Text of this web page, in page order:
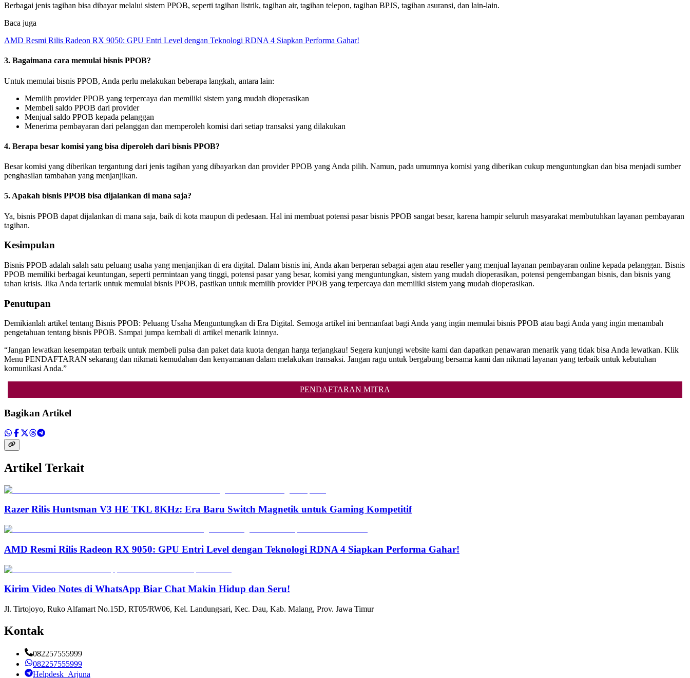
Berbagai jenis tagihan bisa dibayar melalui sistem PPOB, seperti tagihan listrik, tagihan air, tagihan telepon, tagihan BPJS, tagihan asuransi, dan lain-lain.
Baca juga
AMD Resmi Rilis Radeon RX 9050: GPU Entri Level dengan Teknologi RDNA 4 Siapkan Performa Gahar!
3. Bagaimana cara memulai bisnis PPOB?
Untuk memulai bisnis PPOB, Anda perlu melakukan beberapa langkah, antara lain:
Memilih provider PPOB yang terpercaya dan memiliki sistem yang mudah dioperasikan
Membeli saldo PPOB dari provider
Menjual saldo PPOB kepada pelanggan
Menerima pembayaran dari pelanggan dan memperoleh komisi dari setiap transaksi yang dilakukan
4. Berapa besar komisi yang bisa diperoleh dari bisnis PPOB?
Besar komisi yang diberikan tergantung dari jenis tagihan yang dibayarkan dan provider PPOB yang Anda pilih. Namun, pada umumnya komisi yang diberikan cukup menguntungkan dan bisa menjadi sumber
penghasilan tambahan yang menjanjikan.
5. Apakah bisnis PPOB bisa dijalankan di mana saja?
Ya, bisnis PPOB dapat dijalankan di mana saja, baik di kota maupun di pedesaan. Hal ini membuat potensi pasar bisnis PPOB sangat besar, karena hampir seluruh masyarakat membutuhkan layanan pembayaran
tagihan.
Kesimpulan
Bisnis PPOB adalah salah satu peluang usaha yang menjanjikan di era digital. Dalam bisnis ini, Anda akan berperan sebagai agen atau reseller yang menjual layanan pembayaran online kepada pelanggan. Bisnis
PPOB memiliki berbagai keuntungan, seperti permintaan yang tinggi, potensi pasar yang besar, komisi yang menguntungkan, sistem yang mudah dioperasikan, potensi pengembangan bisnis, dan bisnis yang
tahan krisis. Jika Anda tertarik untuk memulai bisnis PPOB, pastikan untuk memilih provider PPOB yang terpercaya dan memiliki sistem yang mudah dioperasikan.
Penutupan
Demikianlah artikel tentang Bisnis PPOB: Peluang Usaha Menguntungkan di Era Digital. Semoga artikel ini bermanfaat bagi Anda yang ingin memulai bisnis PPOB atau bagi Anda yang ingin menambah
pengetahuan tentang bisnis PPOB. Sampai jumpa kembali di artikel menarik lainnya.
“Jangan lewatkan kesempatan terbaik untuk membeli pulsa dan paket data kuota dengan harga terjangkau! Segera kunjungi website kami dan dapatkan penawaran menarik yang tidak bisa Anda lewatkan. Klik
Menu PENDAFTARAN sekarang dan nikmati kemudahan dan kenyamanan dalam melakukan transaksi. Jangan ragu untuk bergabung bersama kami dan nikmati layanan yang terbaik untuk kebutuhan
komunikasi Anda.”
PENDAFTARAN MITRA
Bagikan Artikel
Artikel Terkait
Razer Rilis Huntsman V3 HE TKL 8KHz: Era Baru Switch Magnetik untuk Gaming Kompetitif
AMD Resmi Rilis Radeon RX 9050: GPU Entri Level dengan Teknologi RDNA 4 Siapkan Performa Gahar!
Kirim Video Notes di WhatsApp Biar Chat Makin Hidup dan Seru!
Jl. Tirtojoyo, Ruko Alfamart No.15D, RT05/RW06, Kel. Landungsari, Kec. Dau, Kab. Malang, Prov. Jawa Timur
Kontak
082257555999
082257555999
Helpdesk_Arjuna